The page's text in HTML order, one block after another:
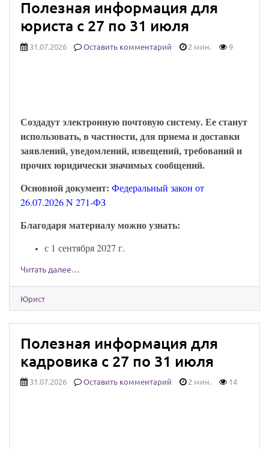
Полезная информация для
юриста с 27 по 31 июля
31.07.2026 Оставить комментарий 2 мин. 9
Создадут электронную почтовую систему. Ее станут
использовать, в частности, для приема и доставки
заявлений, уведомлений, извещений, требований и
прочих юридически значимых сообщений.
Основной документ: Федеральный закон от
26.07.2026 N 271-ФЗ
Благодаря материалу можно узнать:
с 1 сентября 2027 г.
Читать далее…
Юрист
Полезная информация для
кадровика с 27 по 31 июля
31.07.2026 Оставить комментарий 2 мин. 14